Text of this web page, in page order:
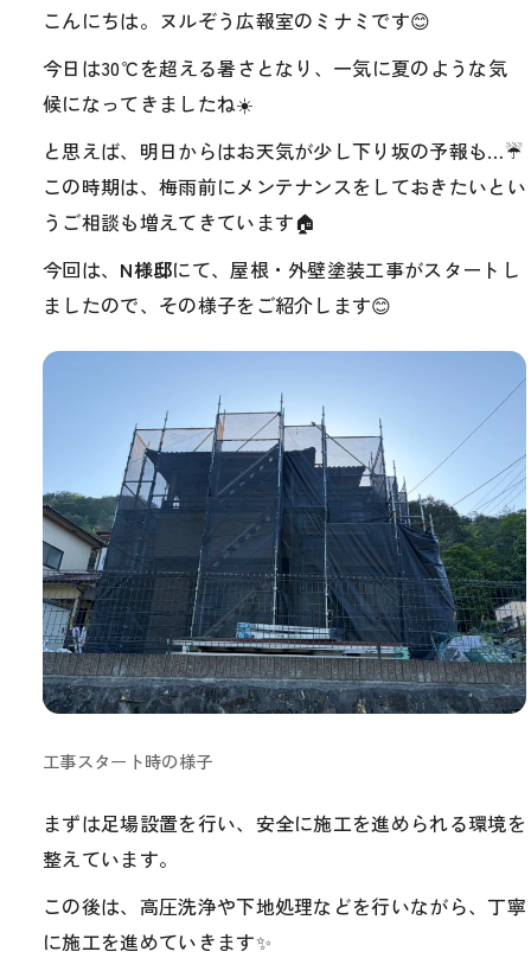
こんにちは。ヌルぞう広報室のミナミです😊
今日は30℃を超える暑さとなり、一気に夏のような気
候になってきましたね☀️
と思えば、明日からはお天気が少し下り坂の予報も…☔
この時期は、梅雨前にメンテナンスをしておきたいとい
うご相談も増えてきています🏠
今回は、 N様邸にて、屋根・外壁塗装工事がスタートし
ましたので、その様子をご紹介します😊
工事スタート時の様子
まずは足場設置を行い、安全に施工を進められる環境を
整えています。
この後は、高圧洗浄や下地処理などを行いながら、丁寧
に施工を進めていきます✨